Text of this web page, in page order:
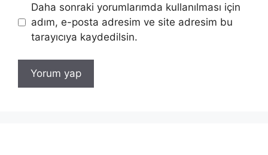
Daha sonraki yorumlarımda kullanılması için
adım, e-posta adresim ve site adresim bu
tarayıcıya kaydedilsin.